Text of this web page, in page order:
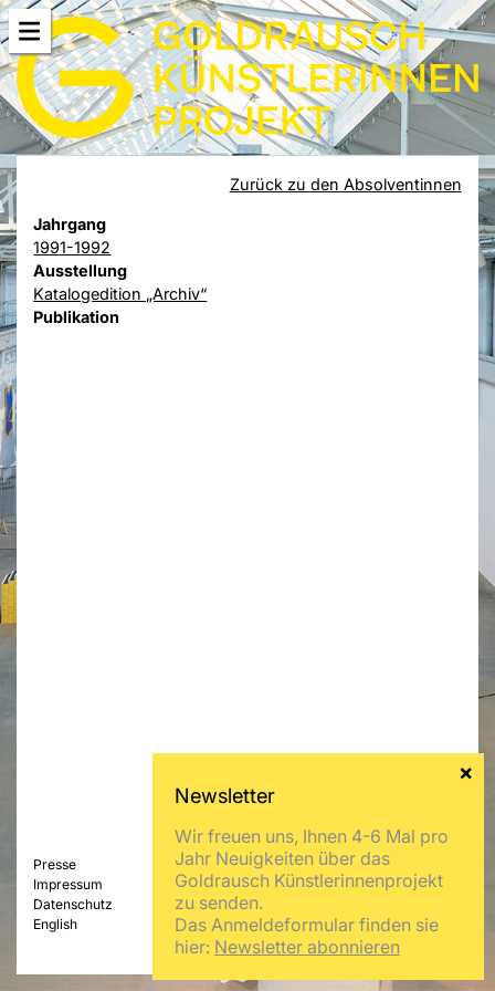
Zurück zu den Absolventinnen
Jahrgang
1991-1992
Ausstellung
Katalogedition „Archiv“
Publikation
Presse
Impressum
Datenschutz
English
Wir freuen uns, Ihnen 4-6 Mal pro
Jahr Neuigkeiten über das
Goldrausch Künstlerinnenprojekt
zu senden.
Das Anmeldeformular finden sie
hier: Newsletter abonnieren